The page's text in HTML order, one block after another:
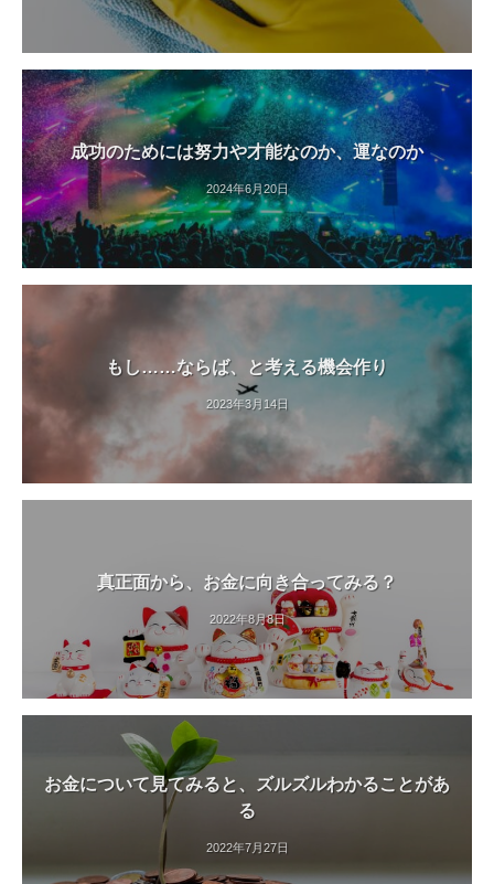
成功のためには努力や才能なのか、運なのか
2024年6月20日
もし……ならば、と考える機会作り
2023年3月14日
真正面から、お金に向き合ってみる？
2022年8月8日
お金について見てみると、ズルズルわかることがあ
る
2022年7月27日